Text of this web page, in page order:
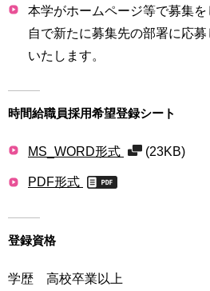
本学がホームページ等で募集
自で新たに募集先の部署に応
いたします。
時間給職員採用希望登録シート
MS_WORD形式
(23KB)
PDF形式
登録資格
学歴 高校卒業以上